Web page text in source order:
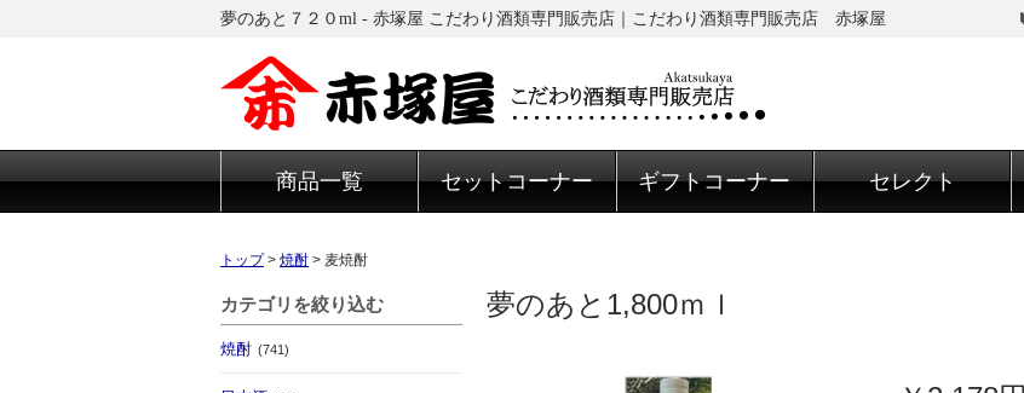
夢のあと７２０ml - 赤塚屋 こだわり酒類専門販売店｜こだわり酒類専門販売店 赤塚屋
商品一覧 セットコーナー ギフトコーナー セレクト
トップ> 焼酎 > 麦焼酎
カテゴリを絞り込む
焼酎 (741)
夢のあと1,800ｍｌ